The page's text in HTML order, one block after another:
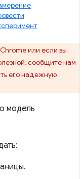
или если вы
сообщите нам
его надежную
модель